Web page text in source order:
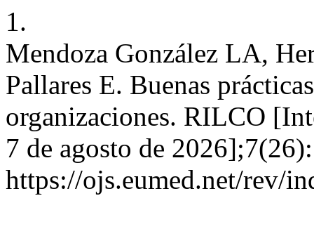
1.
Mendoza González LA,
Pallares E. Buenas
organizaciones. RILCO
7 de agosto de
https://ojs.eumed.net/rev/